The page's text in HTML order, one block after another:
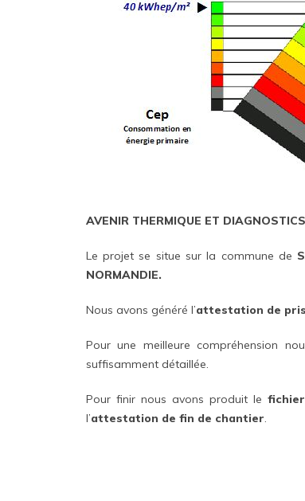
AVENIR THERMIQUE ET DIAGNOSTICS
Le projet se situe sur la commune de
NORMANDIE.
Nous avons généré l’attestation de
Pour une meilleure compréhension
suffisamment détaillée.
Pour finir nous avons produit le
l’attestation de fin de chantier